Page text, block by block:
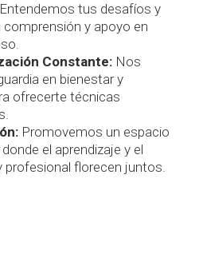
Entendemos tus desafíos y
y apoyo en
Constante: Nos
en bienestar y
ofrecerte técnicas
Promovemos un espacio
el aprendizaje y el
profesional florecen juntos.